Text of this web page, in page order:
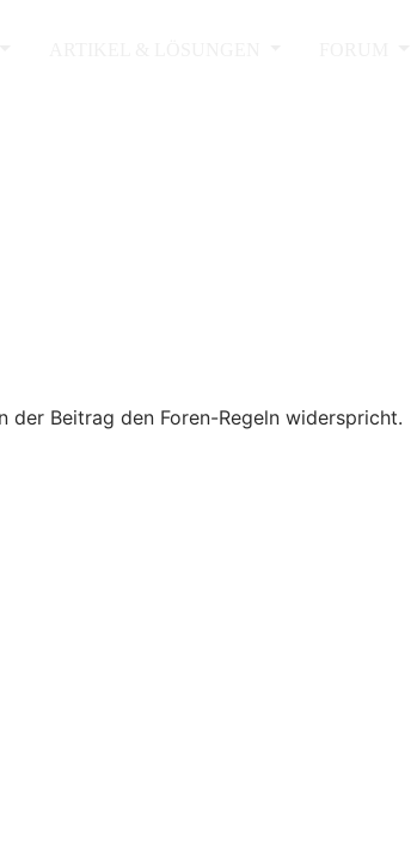
der Beitrag den Foren-Regeln widerspricht.